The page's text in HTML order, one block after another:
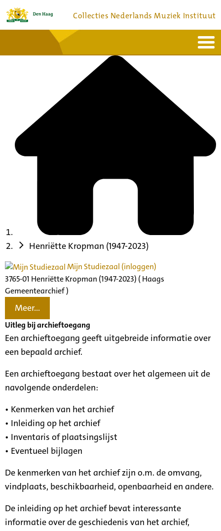
Collecties Nederlands Muziek Instituut
Bronnen en collecties
Henriëtte Kropman (1947-2023)
Mijn Studiezaal (inloggen)
3765-01 Henriëtte Kropman (1947-2023) ( Haags
Gemeentearchief )
Meer...
Uitleg bij archieftoegang
Een archieftoegang geeft uitgebreide informatie over
een bepaald archief.
Een archieftoegang bestaat over het algemeen uit de
navolgende onderdelen:
• Kenmerken van het archief
• Inleiding op het archief
• Inventaris of plaatsingslijst
• Eventueel bijlagen
De kenmerken van het archief zijn o.m. de omvang,
vindplaats, beschikbaarheid, openbaarheid en andere.
De inleiding op het archief bevat interessante
informatie over de geschiedenis van het archief,